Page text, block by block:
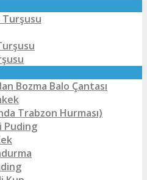
Turşusu
Bozma Balo Çantası
Trabzon Hurması)
Puding